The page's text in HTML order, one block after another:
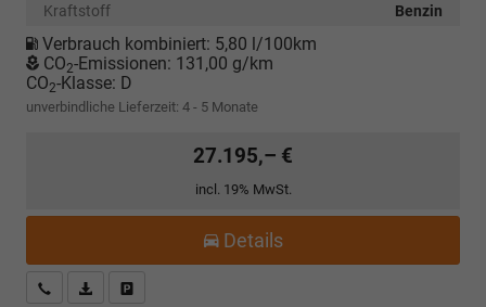
Kraftstoff
Benzin
Verbrauch kombiniert: 5,80 l/100km
CO2-Emissionen: 131,00 g/km
CO2-Klasse: D
unverbindliche Lieferzeit: 4 - 5 Monate
27.195,– €
incl. 19% MwSt.
Details
Kostenloser Rückruf-Service
PDF-Datei, Fahrzeugexposé drucken